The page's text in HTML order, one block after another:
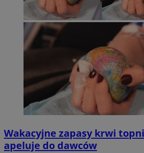
Wakacyjne zapasy krwi
apeluje do dawców